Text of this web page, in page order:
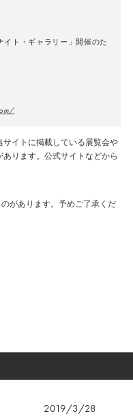
イト・ギャラリー」開催のた
イトに掲載している展覧会や
ります。公式サイトなどから
があります。予めご了承くだ
2019/3/28